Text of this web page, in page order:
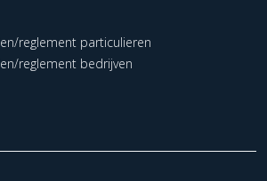
reglement particulieren
reglement bedrijven